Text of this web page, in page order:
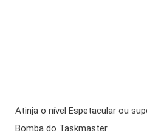
Atinja o nível Espetacular ou
Bomba do Taskmaster.